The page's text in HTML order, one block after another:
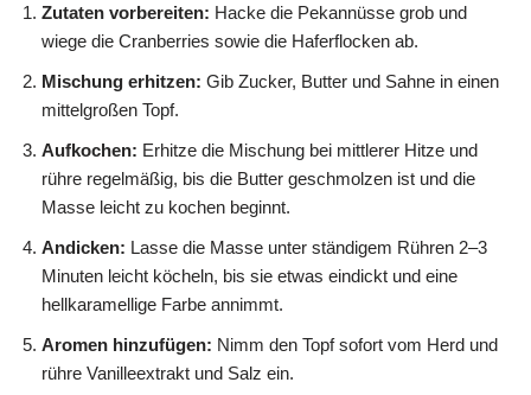
Zutaten vorbereiten: Hacke die Pekannüsse grob und
wiege die Cranberries sowie die Haferflocken ab.
Mischung erhitzen: Gib Zucker, Butter und Sahne in einen
mittelgroßen Topf.
Aufkochen: Erhitze die Mischung bei mittlerer Hitze und
rühre regelmäßig, bis die Butter geschmolzen ist und die
Masse leicht zu kochen beginnt.
Andicken: Lasse die Masse unter ständigem Rühren 2–3
Minuten leicht köcheln, bis sie etwas eindickt und eine
hellkaramellige Farbe annimmt.
Aromen hinzufügen: Nimm den Topf sofort vom Herd und
rühre Vanilleextrakt und Salz ein.